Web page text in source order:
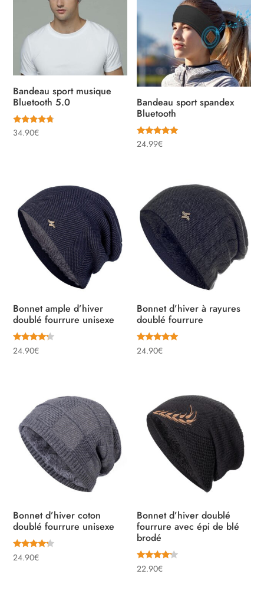
Bandeau sport musique
Bluetooth 5.0
Note
4.50
34.90€
Bandeau sport spandex
Bluetooth
Note
5.00
24.99€
Bonnet ample d’hiver
doublé fourrure unisexe
Note
4.00
24.90€
Bonnet d’hiver à rayures
doublé fourrure
Note
5.00
24.90€
Bonnet d’hiver coton
doublé fourrure unisexe
Note
4.00
24.90€
Bonnet d’hiver doublé
fourrure avec épi de blé
brodé
Note
4.00
22.90€